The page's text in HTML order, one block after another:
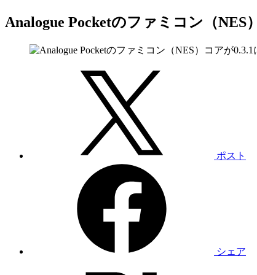
Analogue Pocketのファミコン（
ポスト
シェア